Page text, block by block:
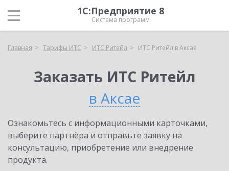
1С:Предприятие 8
Система программ
Главная Тарифы ИТС ИТС Ритейл ИТС Ритейл в Аксае
Заказать ИТС Ритейл
в Аксае
Ознакомьтесь с информационными карточками,
выберите партнёра и отправьте заявку на
консультацию, приобретение или внедрение
продукта.